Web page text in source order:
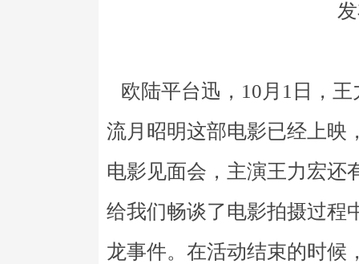
欧陆平台迅，10月1日，
流月昭明这部电影已经上映
电影见面会，主演王力宏还
给我们畅谈了电影拍摄过程
龙事件。在活动结束的时候